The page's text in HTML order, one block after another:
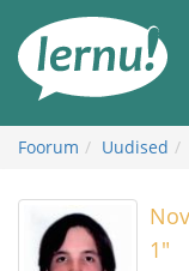
juurde
Foorum Uudised
1"